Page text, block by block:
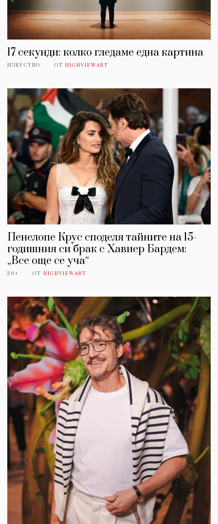
17 секунди: колко гледаме една картина
ИЗКУСТВО ОТ HIGHVIEWART
Пенелопе Крус споделя тайните на 15-
годишния си брак с Хавиер Бардем:
„Все още се уча“
30+ ОТ HIGHVIEWART